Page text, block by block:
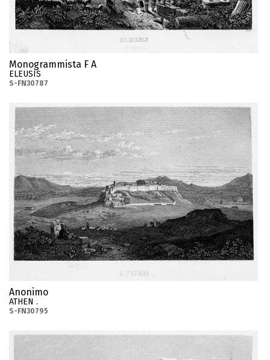
Monogrammista F A
ELEUSIS
S-FN30787
Anonimo
ATHEN .
S-FN30795